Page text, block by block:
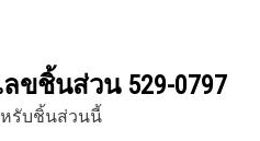
ลขชิ้นส่วน 529-0797
หรับชิ้นส่วนนี้